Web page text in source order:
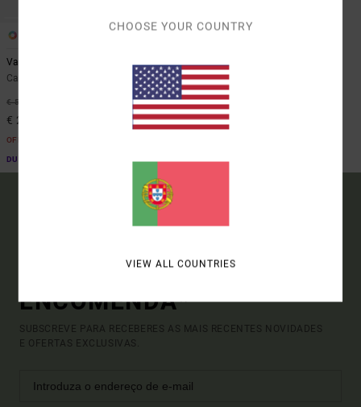
Va Essential Yogger 12"
Calções sem ganga Azul mulher
€ 55,00
€ 29,70
OFERTAS
DUPLA PROMO 10% EXTRA
TUA PRIMEIRA
ENCOMENDA*
SUBSCREVE PARA RECEBERES AS MAIS RECENTES NOVIDADES
E OFERTAS EXCLUSIVAS.
CHOOSE YOUR COUNTRY
VIEW ALL COUNTRIES